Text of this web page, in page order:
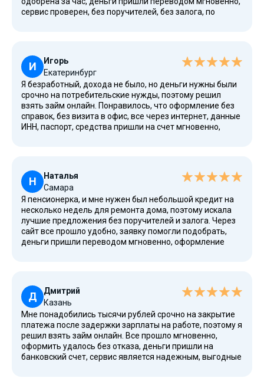
сервис проверен, без поручителей, без залога, по
повторно воспользоваться, так как среди
пользователей высокий рейтинг и понятное погашение.
И
Игорь
Екатеринбург
Я безработный, дохода не было, но деньги нужны были
срочно на потребительские нужды, поэтому решил
взять займ онлайн. Понравилось, что оформление без
справок, без визита в офис, все через интернет, данные
ИНН, паспорт, средства пришли на счет мгновенно,
соблюдается конфиденциальность, информация
внесена в реестр ЦБ.
Н
Наталья
Самара
Я пенсионерка, и мне нужен был небольшой кредит на
несколько недель для ремонта дома, поэтому искала
лучшие предложения без поручителей и залога. Через
сайт все прошло удобно, заявку помогли подобрать,
деньги пришли переводом мгновенно, оформление
возраст и кредитный рейтинг не идеальный.
Д
Дмитрий
Казань
Мне понадобились тысячи рублей срочно на закрытие
платежа после задержки зарплаты на работе, поэтому я
решил взять займ онлайн. Все прошло мгновенно,
оформить удалось без отказа, деньги пришли на
банковский счет, сервис является надежным, выгодные